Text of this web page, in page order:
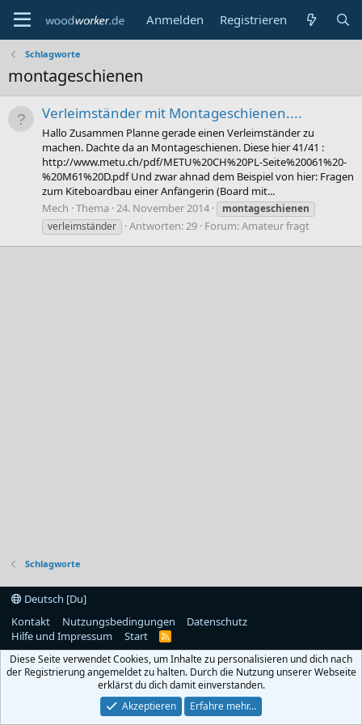
Anmelden Registrieren
Schlagworte
montageschienen
Verleimständer mit Montageschienen....
Hallo Zusammen Planne gerade einen Verleimständer zu
machen. Dachte da an Montageschienen. Diese hier 41/41 :
http://www.metu.ch/pdf/METU%20CH%20PL-Seite%20061%20-
%20M61%20D.pdf Und zwar ahnad dem Beispiel von hier: Fragen
zum Kiteboardbau einer Anfängerin (Board mit...
Mech Thema 24. November 2014
montageschienen
verleimständer
Antworten: 29 Forum:Amateur fragt
Schlagworte
Deutsch [Du]
Kontakt
Nutzungsbedingungen
Datenschutz
Hilfe und Impressum
Start
R
S
Diese Seite verwendet Cookies, um Inhalte zu personalisieren und dich nach
der Registrierung angemeldet zu halten. Durch die Nutzung unserer Webseite
erklärst du dich damit einverstanden.
Akzeptieren
Erfahre mehr…